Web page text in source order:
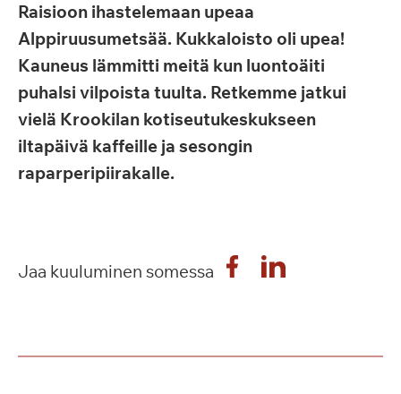
Raisioon ihastelemaan upeaa
Alppiruusumetsää. Kukkaloisto oli upea!
Kauneus lämmitti meitä kun luontoäiti
puhalsi vilpoista tuulta. Retkemme jatkui
vielä Krookilan kotiseutukeskukseen
iltapäivä kaffeille ja sesongin
raparperipiirakalle.
Jaa kuuluminen somessa